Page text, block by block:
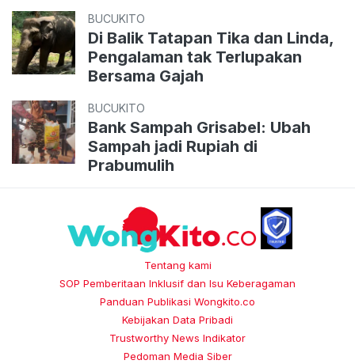
BUCUKITO
Di Balik Tatapan Tika dan Linda,
Pengalaman tak Terlupakan
Bersama Gajah
BUCUKITO
Bank Sampah Grisabel: Ubah
Sampah jadi Rupiah di
Prabumulih
Tentang kami
SOP Pemberitaan Inklusif dan Isu Keberagaman
Panduan Publikasi Wongkito.co
Kebijakan Data Pribadi
Trustworthy News Indikator
Pedoman Media Siber